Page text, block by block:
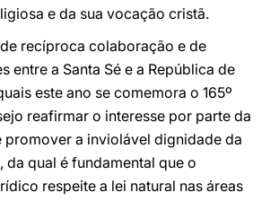
e da sua vocação cristã.
recíproca colaboração e de
entre a Santa Sé e a República de
este ano se comemora o 165º
reafirmar o interesse por parte da
promover a inviolável dignidade da
da qual é fundamental que o
respeite a lei natural nas áreas